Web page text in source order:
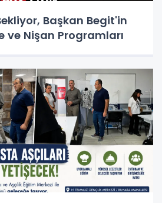
Başkan Begit'in
ve Nişan Programları